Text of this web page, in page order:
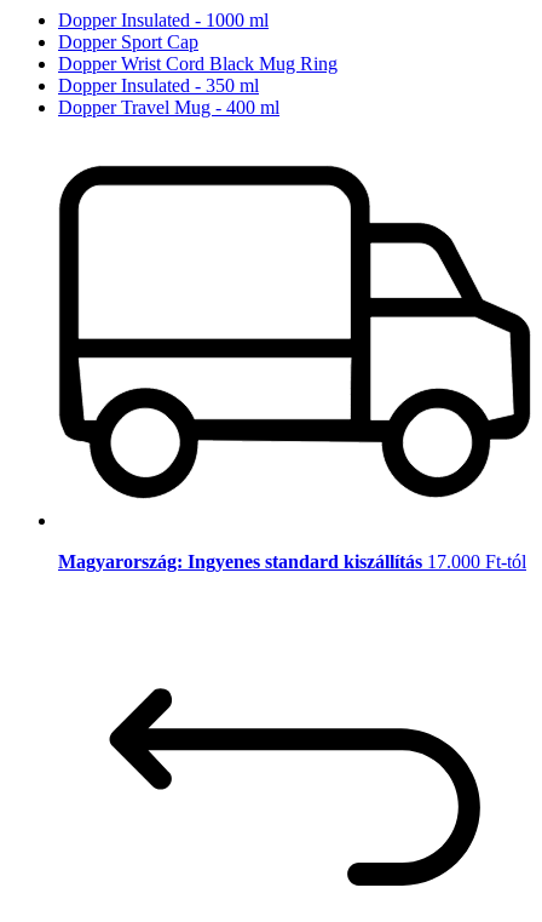
Dopper Insulated - 1000 ml
Dopper Sport Cap
Dopper Wrist Cord Black Mug Ring
Dopper Insulated - 350 ml
Dopper Travel Mug - 400 ml
Magyarország: Ingyenes standard kiszállítás 17.000 Ft-tól